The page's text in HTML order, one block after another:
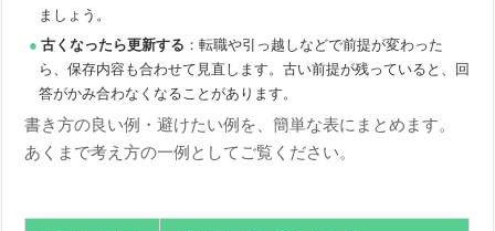
ましょう。
古くなったら更新する ：転職や引っ越しなどで前提が変わった
ら、保存内容も合わせて見直します。古い前提が残っていると、回
答がかみ合わなくなることがあります。
書き方の良い例・避けたい例を、簡単な表にまとめます。
あくまで考え方の一例としてご覧ください。